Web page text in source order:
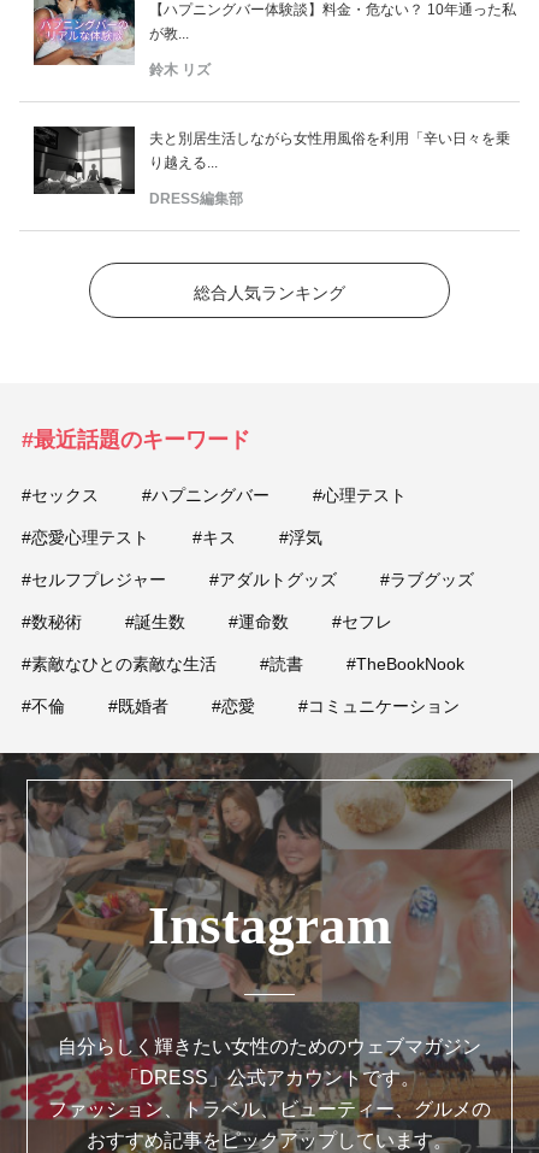
【ハプニングバー体験談】料金・危ない？ 10年通った私
が教...
鈴木 リズ
夫と別居生活しながら女性用風俗を利用「辛い日々を乗
り越える...
DRESS編集部
総合人気ランキング
#最近話題のキーワード
#セックス #ハプニングバー #心理テスト
#恋愛心理テスト #キス #浮気
#セルフプレジャー #アダルトグッズ #ラブグッズ
#数秘術 #誕生数 #運命数 #セフレ
#素敵なひとの素敵な生活 #読書 #TheBookNook
#不倫 #既婚者 #恋愛 #コミュニケーション
Instagram
自分らしく輝きたい女性のためのウェブマガジン
「DRESS」公式アカウントです。
ファッション、トラベル、ビューティー、グルメの
おすすめ記事をピックアップしています。